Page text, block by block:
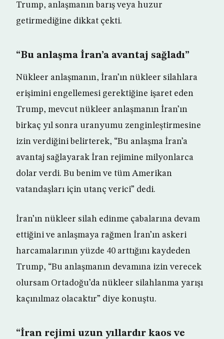
Trump, anlaşmanın barış veya huzur
getirmediğine dikkat çekti.
“Bu anlaşma İran’a avantaj sağladı”
Nükleer anlaşmanın, İran’ın nükleer silahlara
erişimini engellemesi gerektiğine işaret eden
Trump, mevcut nükleer anlaşmanın İran’ın
birkaç yıl sonra uranyumu zenginleştirmesine
izin verdiğini belirterek, “Bu anlaşma İran’a
avantaj sağlayarak İran rejimine milyonlarca
dolar verdi. Bu benim ve tüm Amerikan
vatandaşları için utanç verici” dedi.
İran’ın nükleer silah edinme çabalarına devam
ettiğini ve anlaşmaya rağmen İran’ın askeri
harcamalarının yüzde 40 arttığını kaydeden
Trump, “Bu anlaşmanın devamına izin verecek
olursam Ortadoğu’da nükleer silahlanma yarışı
kaçınılmaz olacaktır” diye konuştu.
“İran rejimi uzun yıllardır kaos ve